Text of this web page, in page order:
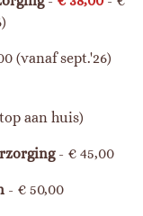
(vanaf sept.'26)
aan huis)
- € 45,00
- € 50,00